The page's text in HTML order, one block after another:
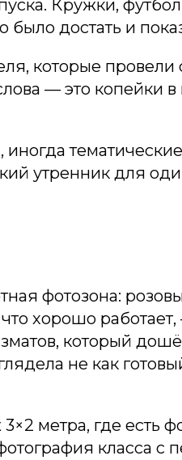
Кружки,
достать и
которые
— это копейки
иногда
утренник для
фотозона:
хорошо
который
не как
метра, где есть
класса с